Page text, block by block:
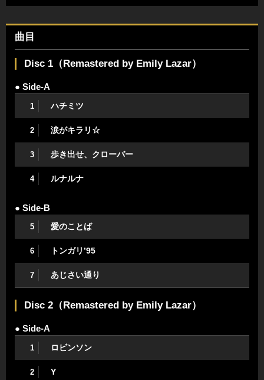
曲目
Disc 1（Remastered by Emily Lazar）
● Side-A
1 ハチミツ
2 涙がキラリ☆
3 歩き出せ、クローバー
4 ルナルナ
● Side-B
5 愛のことば
6 トンガリ’95
7 あじさい通り
Disc 2（Remastered by Emily Lazar）
● Side-A
1 ロビンソン
2 Y